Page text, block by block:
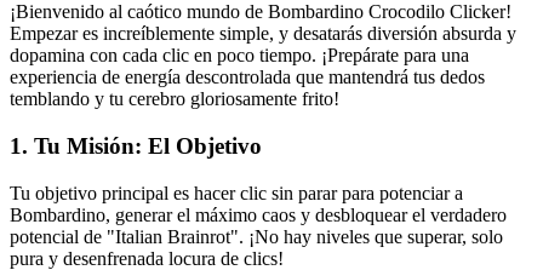
¡Bienvenido al caótico mundo de Bombardino Crocodilo Clicker!
Empezar es increíblemente simple, y desatarás diversión absurda y
dopamina con cada clic en poco tiempo. ¡Prepárate para una
experiencia de energía descontrolada que mantendrá tus dedos
temblando y tu cerebro gloriosamente frito!
1. Tu Misión: El Objetivo
Tu objetivo principal es hacer clic sin parar para potenciar a
Bombardino, generar el máximo caos y desbloquear el verdadero
potencial de "Italian Brainrot". ¡No hay niveles que superar, solo
pura y desenfrenada locura de clics!